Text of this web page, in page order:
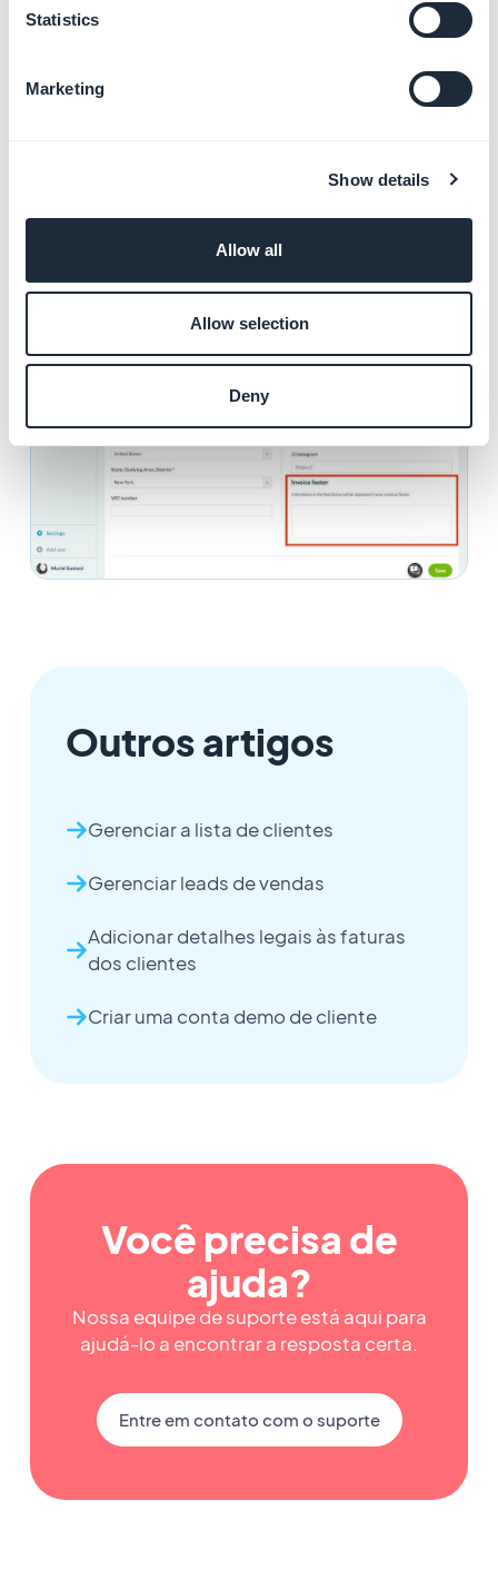
Statistics
Marketing
Show details
Allow all
Allow selection
Deny
No menu Configurações > Informações da loja:
Rodapé
da fatura
Outros artigos
Gerenciar a lista de clientes
Gerenciar leads de vendas
Adicionar detalhes legais às faturas
dos clientes
Criar uma conta demo de cliente
Você precisa de
ajuda?
Nossa equipe de suporte está aqui para
ajudá-lo a encontrar a resposta certa.
Entre em contato com o suporte